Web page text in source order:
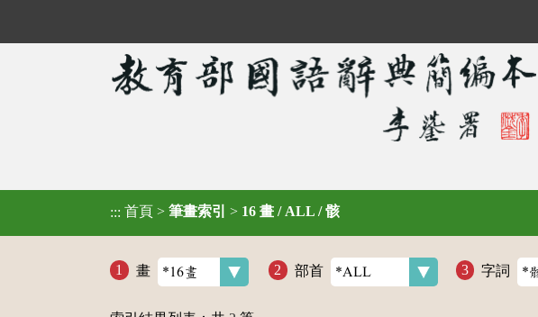
::: 首頁 > 筆畫索引 > 16 畫 / ALL / 骸
畫 部首 字詞